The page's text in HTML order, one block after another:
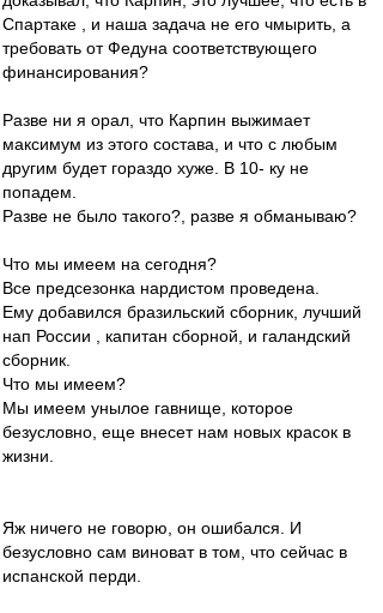
Спартаке , и наша задача не его чмырить, а
требовать от Федуна соответствующего
финансирования?
Разве ни я орал, что Карпин выжимает
максимум из этого состава, и что с любым
другим будет гораздо хуже. В 10- ку не
попадем.
Разве не было такого?, разве я обманываю?
Что мы имеем на сегодня?
Все предсезонка нардистом проведена.
Ему добавился бразильский сборник, лучший
нап России , капитан сборной, и галандский
сборник.
Что мы имеем?
Мы имеем унылое гавнище, которое
безусловно, еще внесет нам новых красок в
жизни.
Яж ничего не говорю, он ошибался. И
безусловно сам виноват в том, что сейчас в
испанской перди.